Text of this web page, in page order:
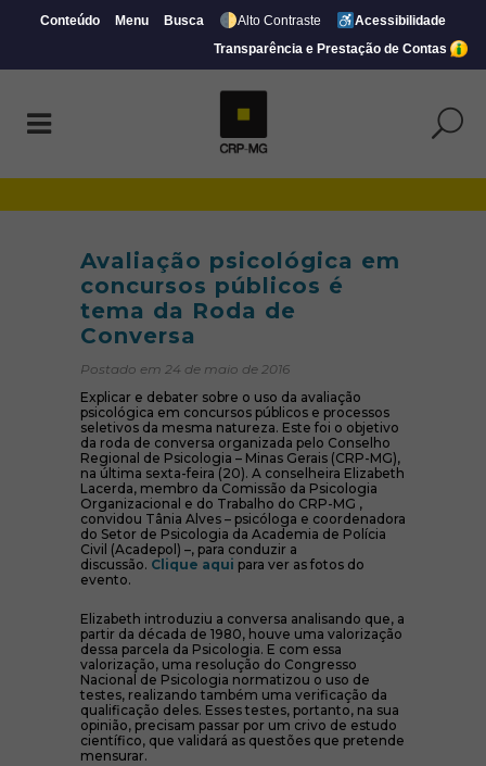
Conteúdo Menu Busca Alto Contraste
Acessibilidade
Transparência e Prestação de Contas
Avaliação psicológica em
concursos públicos é
tema da Roda de
Conversa
Postado em 24 de maio de 2016
Explicar e debater sobre o uso da avaliação
psicológica em concursos públicos e processos
seletivos da mesma natureza. Este foi o objetivo
da roda de conversa organizada pelo Conselho
Regional de Psicologia – Minas Gerais (CRP-MG),
na última sexta-feira (20). A conselheira Elizabeth
Lacerda, membro da Comissão da Psicologia
Organizacional e do Trabalho do CRP-MG ,
convidou Tânia Alves – psicóloga e coordenadora
do Setor de Psicologia da Academia de Polícia
Civil (Acadepol) –, para conduzir a
discussão. Clique aqui para ver as fotos do
evento.
Elizabeth introduziu a conversa analisando que, a
partir da década de 1980, houve uma valorização
dessa parcela da Psicologia. E com essa
valorização, uma resolução do Congresso
Nacional de Psicologia normatizou o uso de
testes, realizando também uma verificação da
qualificação deles. Esses testes, portanto, na sua
opinião, precisam passar por um crivo de estudo
científico, que validará as questões que pretende
mensurar.